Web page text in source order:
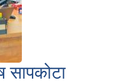
सापकोटा